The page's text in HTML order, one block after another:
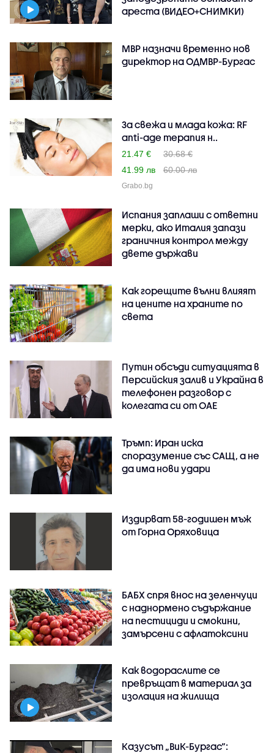
ареста (ВИДЕО+СНИМКИ)
МВР назначи временно нов
директор на ОДМВР-Бургас
За свежа и млада кожа: RF
anti-age терапия н..
21.47 €
30.68 €
41.99 лв
60.00 лв
Grabo.bg
Испания заплаши с ответни
мерки, ако Италия запази
граничния контрол между
двете държави
Как горещите вълни влияят
на цените на храните по
света
Путин обсъди ситуацията в
Персийския залив и Украйна в
телефонен разговор с
колегата си от ОАЕ
Тръмп: Иран иска
споразумение със САЩ, а не
да има нови удари
Издирват 58-годишен мъж
от Горна Оряховица
БАБХ спря внос на зеленчуци
с наднормено съдържание
на пестициди и смокини,
замърсени с афлатоксини
Как водораслите се
превръщат в материал за
изолация на жилища
Казусът „ВиК-Бургас“: